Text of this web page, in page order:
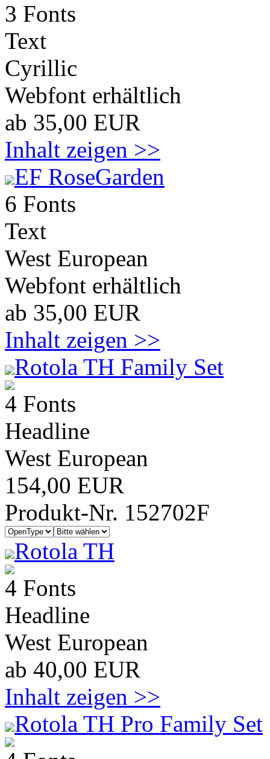
3 Fonts
Text
Cyrillic
Webfont erhältlich
ab 35,00 EUR
Inhalt zeigen >>
EF RoseGarden
6 Fonts
Text
West European
Webfont erhältlich
ab 35,00 EUR
Inhalt zeigen >>
Rotola TH Family Set
4 Fonts
Headline
West European
154,00 EUR
Produkt-Nr. 152702F
Rotola TH
4 Fonts
Headline
West European
ab 40,00 EUR
Inhalt zeigen >>
Rotola TH Pro Family Set